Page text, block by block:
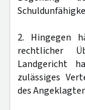
2. Hingegen
rechtlicher
Landgericht
zulässiges
des